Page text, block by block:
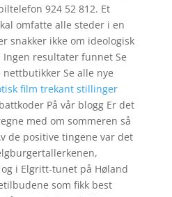
924 52 812. Et
omfatte alle steder i en
snakker ikke om ideologisk
Ingen resultater funnet Se
Se alle nye
film trekant stillinger
På vår blogg Er det
med om sommeren så
de positive tingene var det
i Elgritt-tunet på Høland
som fikk best